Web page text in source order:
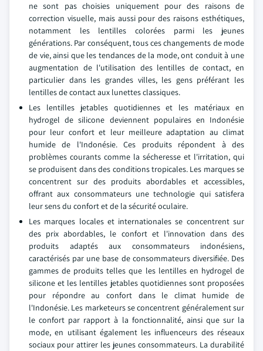
ne sont pas choisies uniquement pour des raisons de
correction visuelle, mais aussi pour des raisons esthétiques,
notamment les lentilles colorées parmi les jeunes
générations. Par conséquent, tous ces changements de mode
de vie, ainsi que les tendances de la mode, ont conduit à une
augmentation de l'utilisation des lentilles de contact, en
particulier dans les grandes villes, les gens préférant les
lentilles de contact aux lunettes classiques.
Les lentilles jetables quotidiennes et les matériaux en
hydrogel de silicone deviennent populaires en Indonésie
pour leur confort et leur meilleure adaptation au climat
humide de l'Indonésie. Ces produits répondent à des
problèmes courants comme la sécheresse et l'irritation, qui
se produisent dans des conditions tropicales. Les marques se
concentrent sur des produits abordables et accessibles,
offrant aux consommateurs une technologie qui satisfera
leur sens du confort et de la sécurité oculaire.
Les marques locales et internationales se concentrent sur
des prix abordables, le confort et l'innovation dans des
produits adaptés aux consommateurs indonésiens,
caractérisés par une base de consommateurs diversifiée. Des
gammes de produits telles que les lentilles en hydrogel de
silicone et les lentilles jetables quotidiennes sont proposées
pour répondre au confort dans le climat humide de
l'Indonésie. Les marketeurs se concentrent généralement sur
le confort par rapport à la fonctionnalité, ainsi que sur la
mode, en utilisant également les influenceurs des réseaux
sociaux pour attirer les jeunes consommateurs. La durabilité